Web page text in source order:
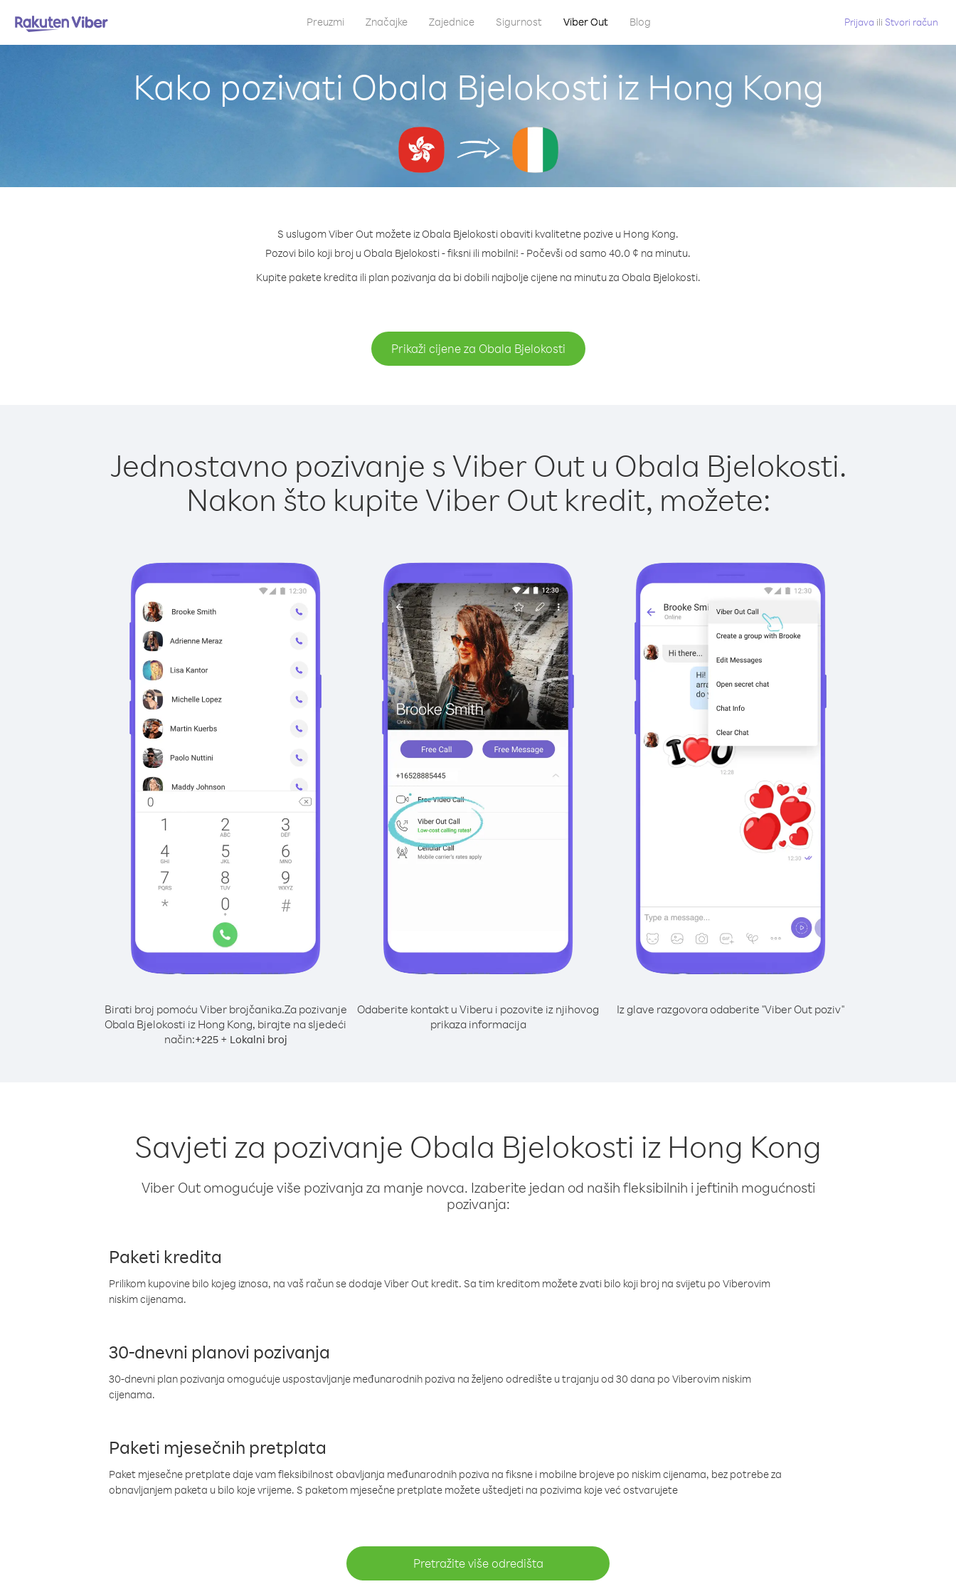
Preuzmi Značajke Zajednice Sigurnost Viber Out Blog Prijava ili Stvori račun
Kako pozivati Obala Bjelokosti iz Hong Kong
S uslugom Viber Out možete iz Obala Bjelokosti obaviti kvalitetne pozive u Hong Kong.
Pozovi bilo koji broj u Obala Bjelokosti - fiksni ili mobilni! - Počevši od samo 40.0 ¢ na minutu.
Kupite pakete kredita ili plan pozivanja da bi dobili najbolje cijene na minutu za Obala Bjelokosti.
Prikaži cijene za Obala Bjelokosti
Jednostavno pozivanje s Viber Out u Obala Bjelokosti.
Nakon što kupite Viber Out kredit, možete:
Birati broj pomoću Viber brojčanika.Za pozivanje
Obala Bjelokosti iz Hong Kong, birajte na sljedeći
način:+225+ Lokalni broj
Odaberite kontakt u Viberu i pozovite iz njihovog
prikaza informacija
Iz glave razgovora odaberite "Viber Out poziv"
Savjeti za pozivanje Obala Bjelokosti iz Hong Kong
Viber Out omogućuje više pozivanja za manje novca. Izaberite jedan od naših fleksibilnih i jeftinih mogućnosti
pozivanja:
Paketi kredita
Prilikom kupovine bilo kojeg iznosa, na vaš račun se dodaje Viber Out kredit. Sa tim kreditom možete zvati bilo koji broj na svijetu po Viberovim
niskim cijenama.
30-dnevni planovi pozivanja
30-dnevni plan pozivanja omogućuje uspostavljanje međunarodnih poziva na željeno odredište u trajanju od 30 dana po Viberovim niskim
cijenama.
Paketi mjesečnih pretplata
Paket mjesečne pretplate daje vam fleksibilnost obavljanja međunarodnih poziva na fiksne i mobilne brojeve po niskim cijenama, bez potrebe za
obnavljanjem paketa u bilo koje vrijeme. S paketom mjesečne pretplate možete uštedjeti na pozivima koje već ostvarujete
Pretražite više odredišta